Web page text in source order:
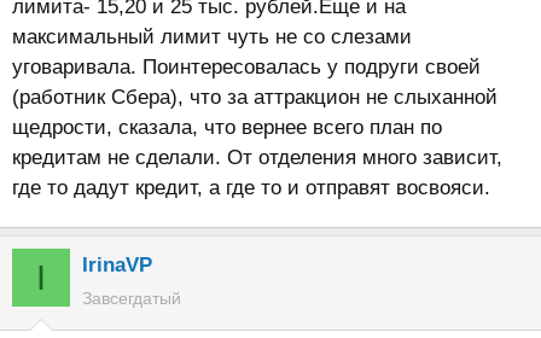
лимита- 15,20 и 25 тыс. рублей.Еще и на
максимальный лимит чуть не со слезами
уговаривала. Поинтересовалась у подруги своей
(работник Сбера), что за аттракцион не слыханной
щедрости, сказала, что вернее всего план по
кредитам не сделали. От отделения много зависит,
где то дадут кредит, а где то и отправят восвояси.
I IrinaVP
Завсегдатый